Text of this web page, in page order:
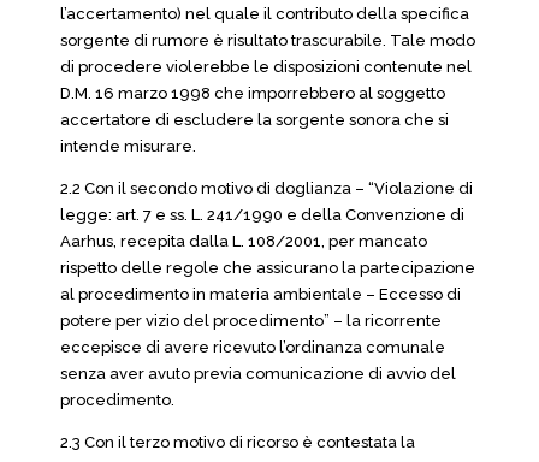
l’accertamento) nel quale il contributo della specifica
sorgente di rumore è risultato trascurabile. Tale modo
di procedere violerebbe le disposizioni contenute nel
D.M. 16 marzo 1998 che imporrebbero al soggetto
accertatore di escludere la sorgente sonora che si
intende misurare.
2.2 Con il secondo motivo di doglianza – “Violazione di
legge: art. 7 e ss. L. 241/1990 e della Convenzione di
Aarhus, recepita dalla L. 108/2001, per mancato
rispetto delle regole che assicurano la partecipazione
al procedimento in materia ambientale – Eccesso di
potere per vizio del procedimento” – la ricorrente
eccepisce di avere ricevuto l’ordinanza comunale
senza aver avuto previa comunicazione di avvio del
procedimento.
2.3 Con il terzo motivo di ricorso è contestata la